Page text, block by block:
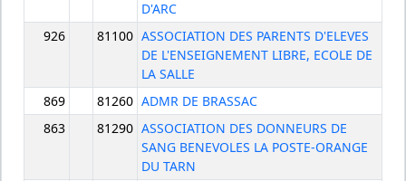
D'ARC
926
81100 ASSOCIATION DES PARENTS D'ELEVES
DE L'ENSEIGNEMENT LIBRE, ECOLE DE
LA SALLE
869
81260 ADMR DE BRASSAC
863
81290 ASSOCIATION DES DONNEURS DE
SANG BENEVOLES LA POSTE-ORANGE
DU TARN